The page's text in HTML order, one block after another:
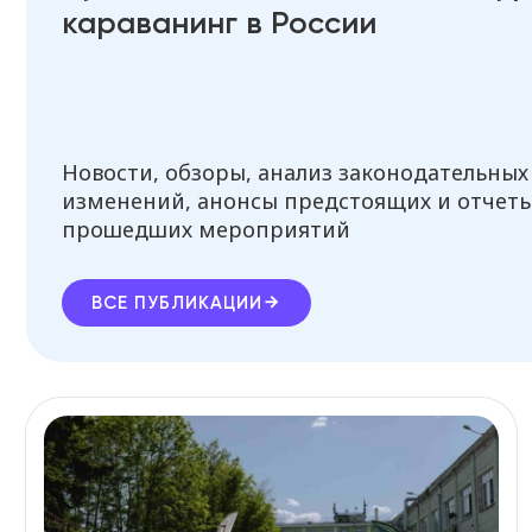
караванинг в России
Новости, обзоры, анализ законодательных
изменений, анонсы предстоящих и
прошедших мероприятий
ВСЕ ПУБЛИКАЦИИ